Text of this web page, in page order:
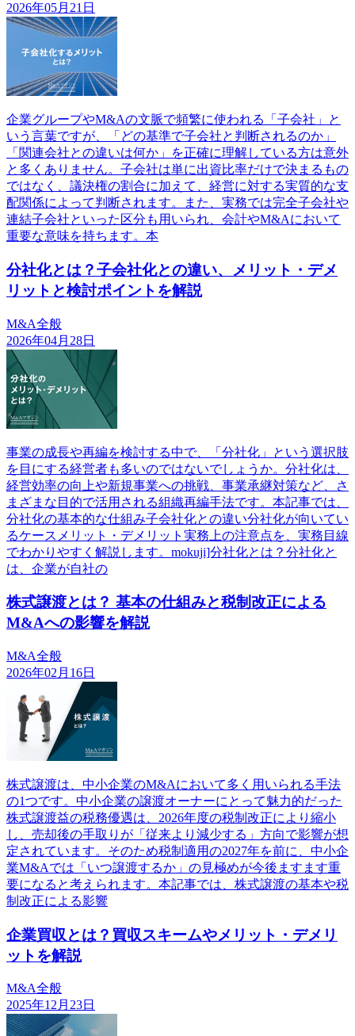
2026年05月21日
企業グループやM&Aの文脈で頻繁に使われる「子会社」と
いう言葉ですが、「どの基準で子会社と判断されるのか」
「関連会社との違いは何か」を正確に理解している方は意外
と多くありません。子会社は単に出資比率だけで決まるもの
ではなく、議決権の割合に加えて、経営に対する実質的な支
配関係によって判断されます。また、実務では完全子会社や
連結子会社といった区分も用いられ、会計やM&Aにおいて
重要な意味を持ちます。本
分社化とは？子会社化との違い、メリット・デメ
リットと検討ポイントを解説
M&A全般
2026年04月28日
事業の成長や再編を検討する中で、「分社化」という選択肢
を目にする経営者も多いのではないでしょうか。分社化は、
経営効率の向上や新規事業への挑戦、事業承継対策など、さ
まざまな目的で活用される組織再編手法です。本記事では、
分社化の基本的な仕組み子会社化との違い分社化が向いてい
るケースメリット・デメリット実務上の注意点を、実務目線
でわかりやすく解説します。mokuji]分社化とは？分社化と
は、企業が自社の
株式譲渡とは？ 基本の仕組みと税制改正による
M&Aへの影響を解説
M&A全般
2026年02月16日
株式譲渡は、中小企業のM&Aにおいて多く用いられる手法
の1つです。中小企業の譲渡オーナーにとって魅力的だった
株式譲渡益の税務優遇は、2026年度の税制改正により縮小
し、売却後の手取りが「従来より減少する」方向で影響が想
定されています。そのため税制適用の2027年を前に、中小企
業M&Aでは「いつ譲渡するか」の見極めが今後ますます重
要になると考えられます。本記事では、株式譲渡の基本や税
制改正による影響
企業買収とは？買収スキームやメリット・デメリ
ットを解説
M&A全般
2025年12月23日